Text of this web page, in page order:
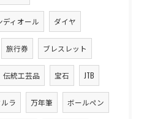
ディオール ダイヤ
旅行券 ブレスレット
伝統工芸品 宝石 JTB
ラ 万年筆 ボールペン